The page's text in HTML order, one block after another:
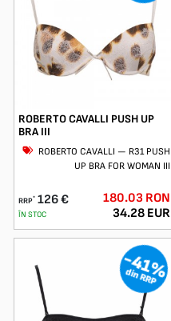
ROBERTO CAVALLI PUSH UP
BRA III
ROBERTO CAVALLI — R31 PUSH
UP BRA FOR WOMAN III
RRP* 126 €
ÎN STOC
180.03 RON
34.28 EUR
-41%
din RRP